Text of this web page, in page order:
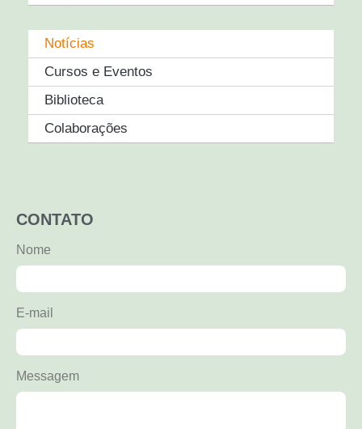
Notícias
Cursos e Eventos
Biblioteca
Colaborações
CONTATO
Nome
E-mail
Messagem